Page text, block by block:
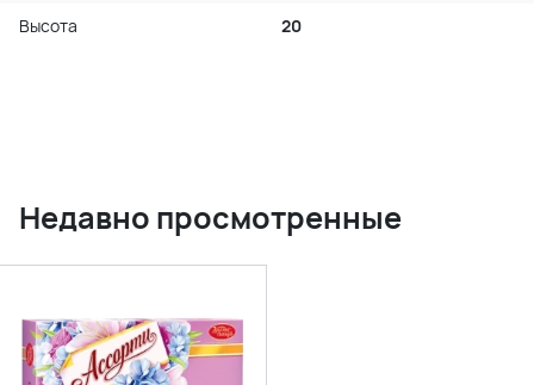
Высота
20
Недавно просмотренные